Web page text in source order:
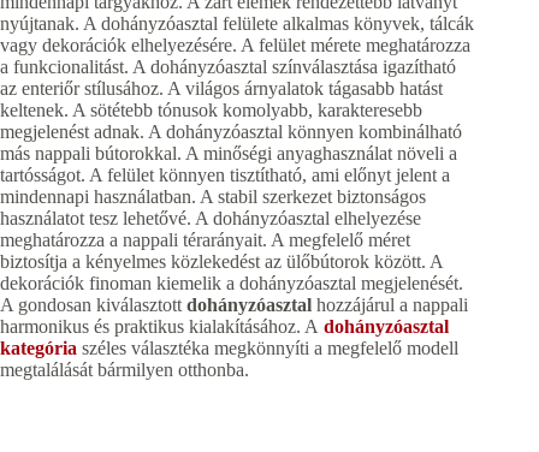
nyújtanak. A dohányzóasztal felülete alkalmas könyvek, tálcák
vagy dekorációk elhelyezésére. A felület mérete meghatározza
a funkcionalitást. A dohányzóasztal színválasztása igazítható
az enteriőr stílusához. A világos árnyalatok tágasabb hatást
keltenek. A sötétebb tónusok komolyabb, karakteresebb
megjelenést adnak. A dohányzóasztal könnyen kombinálható
más nappali bútorokkal. A minőségi anyaghasználat növeli a
tartósságot. A felület könnyen tisztítható, ami előnyt jelent a
mindennapi használatban. A stabil szerkezet biztonságos
használatot tesz lehetővé. A dohányzóasztal elhelyezése
meghatározza a nappali térarányait. A megfelelő méret
biztosítja a kényelmes közlekedést az ülőbútorok között. A
dekorációk finoman kiemelik a dohányzóasztal megjelenését.
A gondosan kiválasztott dohányzóasztal hozzájárul a nappali
harmonikus és praktikus kialakításához. A dohányzóasztal
kategória széles választéka megkönnyíti a megfelelő modell
megtalálását bármilyen otthonba.